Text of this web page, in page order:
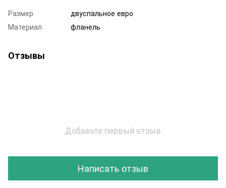
Размер
двуспальное евро
Материал
фланель
Отзывы
Добавьте первый отзыв
Написать отзыв